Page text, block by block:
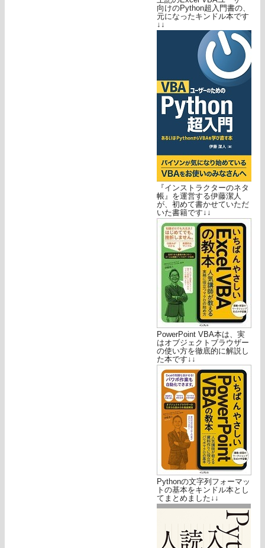
向けのPython超入門書の、
元になったキンドル本です
↓↓
『インストラクターのネタ
帳』を運営する伊藤潔人
が、初めて書かせていただ
いた書籍です↓↓
PowerPoint VBA本は、実
はオブジェクトブラウザー
の使い方を徹底的に解説し
た本です↓↓
Pythonの文字列フォーマッ
トの基本をキンドル本とし
てまとめました↓↓